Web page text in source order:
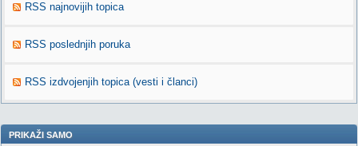
RSS najnovijih topica
RSS poslednjih poruka
RSS izdvojenjih topica (vesti i članci)
PRIKAŽI SAMO